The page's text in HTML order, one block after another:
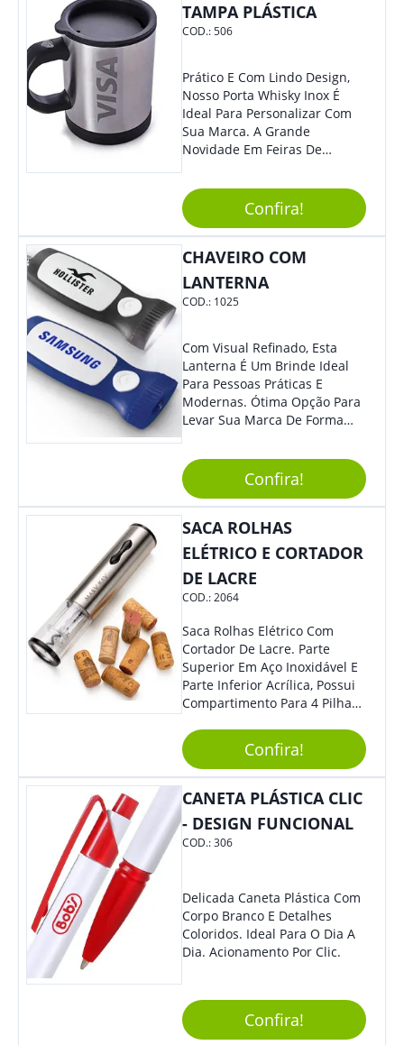
TAMPA PLÁSTICA
COD.:506
Prático E Com Lindo Design,
Nosso Porta Whisky Inox É
Ideal Para Personalizar Com
Sua Marca. A Grande
Novidade Em Feiras De
Corporativos Será Esse
Incrível Brinde, Trazendo
Ainda Mais Destaque Para
Sua Empresa.
Confira!
CHAVEIRO COM
LANTERNA
COD.: 1025
Com Visual Refinado, Esta
Lanterna É Um Brinde Ideal
Para Pessoas Práticas E
Modernas. Ótima Opção Para
Levar Sua Marca De Forma
Sua Empresa Em Eventos,
Reuniões Corporativas Ou Até
Mesmo Para Presentear
Colaboradores E Parceiros De
Sua Empresa.
Confira!
SACA ROLHAS
ELÉTRICO E CORTADOR
DE LACRE
COD.:2064
Saca Rolhas Elétrico Com
Cortador De Lacre. Parte
Superior Em Aço Inoxidável E
Parte Inferior Acrílica, Possui
Compartimento Para 4 Pilhas
Acompanha Pilhas) – Contém
Desenho Indicativo De
Abertura E Fechamento Da
Tampa; Botões Para Extração
Inferior Com Anel Cortador De
Lacre (Removível).
Confira!
CANETA PLÁSTICA CLIC
- DESIGN FUNCIONAL
COD.:306
Delicada Caneta Plástica Com
Corpo Branco E Detalhes
Coloridos. Ideal Para O Dia A
Dia. Acionamento Por Clic.
Confira!